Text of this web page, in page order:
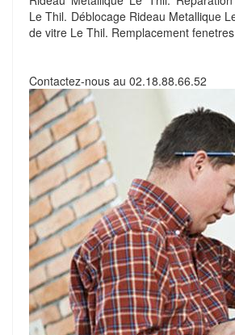
Le Thil. Déblocage Rideau Metallique
de vitre Le Thil. Remplacement
Contactez-nous au 02.18.88.66.52